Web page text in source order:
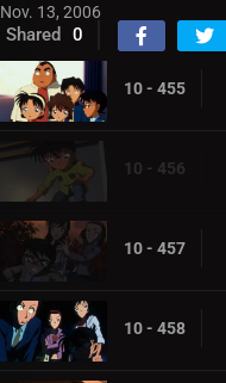
Nov. 13, 2006
Shared 0
10 - 455
10 - 456
10 - 457
10 - 458